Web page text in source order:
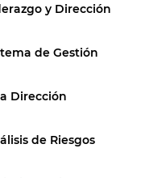
y Dirección
de Gestión
Dirección
de Riesgos